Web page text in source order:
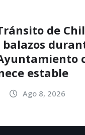
de
estable
Ago 8, 2026